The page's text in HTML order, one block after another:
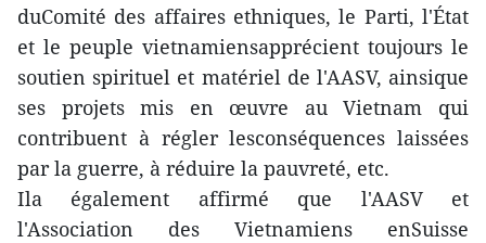
duComité des affaires ethniques, le Parti, l'État
et le peuple vietnamiensapprécient toujours le
soutien spirituel et matériel de l'AASV, ainsique
ses projets mis en œuvre au Vietnam qui
contribuent à régler lesconséquences laissées
par la guerre, à réduire la pauvreté, etc.
Ila également affirmé que l'AASV et
l'Association des Vietnamiens enSuisse